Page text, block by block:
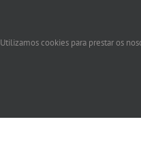
Utilizamos cookies para prestar os